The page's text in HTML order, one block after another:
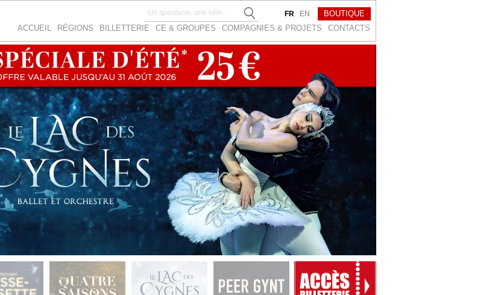
ACCUEIL RÉGIONS BILLETTERIE CE & GROUPES COMPAGNIES & PROJETS CONTACTS
FR EN BOUTIQUE